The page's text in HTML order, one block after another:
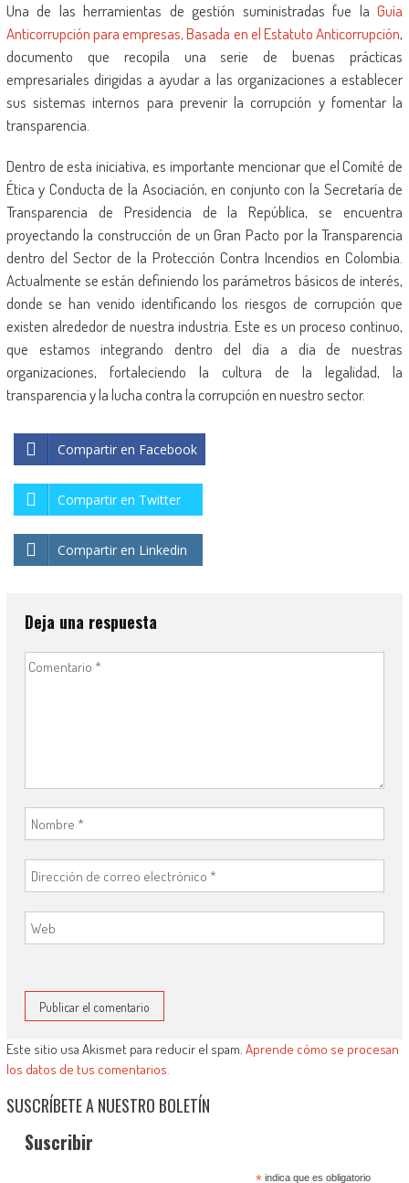
Una de las herramientas de gestión suministradas fue laGuía
Anticorrupción para empresas, Basada en el Estatuto Anticorrupción,
documento que recopila una serie de buenas prácticas
empresariales dirigidas a ayudar a las organizaciones a establecer
sus sistemas internos para prevenir la corrupción y fomentar la
transparencia.
Dentro de esta iniciativa, es importante mencionar que el Comité de
Ética y Conducta de la Asociación, en conjunto con la Secretaría de
Transparencia de Presidencia de la República, se encuentra
proyectando la construcción de un Gran Pacto por la Transparencia
dentro del Sector de la Protección Contra Incendios en Colombia.
Actualmente se están definiendo los parámetros básicos de interés,
donde se han venido identificando los riesgos de corrupción que
existen alrededor de nuestra industria. Este es un proceso continuo,
que estamos integrando dentro del día a día de nuestras
organizaciones, fortaleciendo la cultura de la legalidad, la
transparencia y la lucha contra la corrupción en nuestro sector.
Compartir en Facebook
Compartir en Twitter
Compartir en Linkedin
Deja una respuesta
Este sitio usa Akismet para reducir el spam. Aprende cómo se procesan
los datos de tus comentarios.
SUSCRÍBETE A NUESTRO BOLETÍN
Suscribir
indica que es obligatorio